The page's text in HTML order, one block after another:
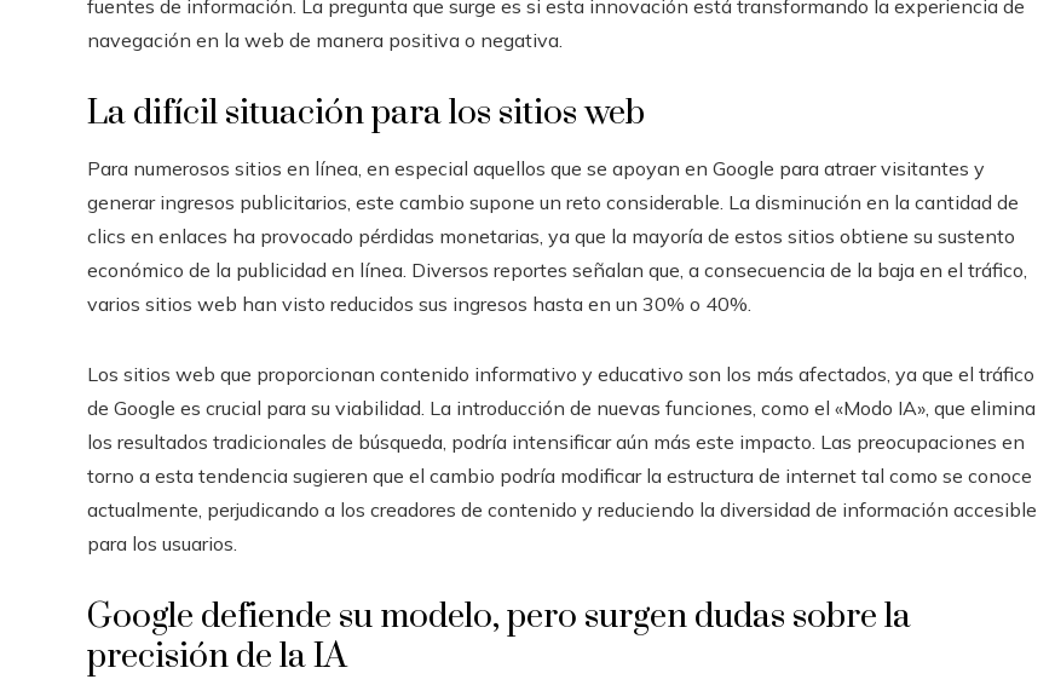
fuentes de información. La pregunta que surge es si esta innovación está transformando la experiencia de
navegación en la web de manera positiva o negativa.
La difícil situación para los sitios web
Para numerosos sitios en línea, en especial aquellos que se apoyan en Google para atraer visitantes y
generar ingresos publicitarios, este cambio supone un reto considerable. La disminución en la cantidad de
clics en enlaces ha provocado pérdidas monetarias, ya que la mayoría de estos sitios obtiene su sustento
económico de la publicidad en línea. Diversos reportes señalan que, a consecuencia de la baja en el tráfico,
varios sitios web han visto reducidos sus ingresos hasta en un 30% o 40%.
Los sitios web que proporcionan contenido informativo y educativo son los más afectados, ya que el tráfico
de Google es crucial para su viabilidad. La introducción de nuevas funciones, como el «Modo IA», que elimina
los resultados tradicionales de búsqueda, podría intensificar aún más este impacto. Las preocupaciones en
torno a esta tendencia sugieren que el cambio podría modificar la estructura de internet tal como se conoce
actualmente, perjudicando a los creadores de contenido y reduciendo la diversidad de información accesible
para los usuarios.
Google defiende su modelo, pero surgen dudas sobre la
precisión de la IA